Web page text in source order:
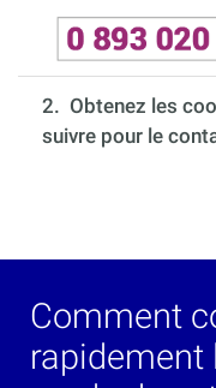
2. Obtenez les
suivre pour le
Comment
rapidement